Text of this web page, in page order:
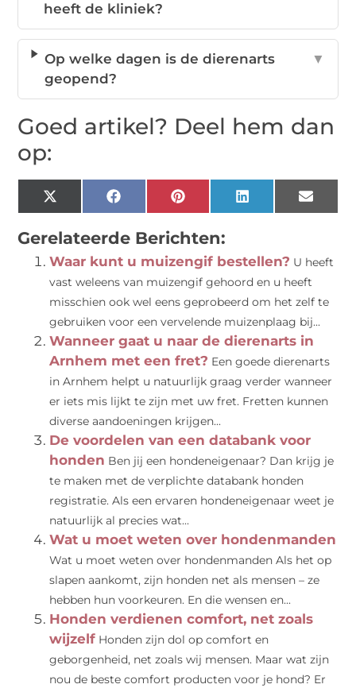
heeft de kliniek?
Op welke dagen is de dierenarts
geopend?
▼
Goed artikel? Deel hem dan
op:
X
(Twitter)
FacebookPinterestLinkedIn Email
Gerelateerde Berichten:
Waar kunt u muizengif bestellen? U heeft
vast weleens van muizengif gehoord en u heeft
misschien ook wel eens geprobeerd om het zelf te
gebruiken voor een vervelende muizenplaag bij...
Wanneer gaat u naar de dierenarts in
Arnhem met een fret? Een goede dierenarts
in Arnhem helpt u natuurlijk graag verder wanneer
er iets mis lijkt te zijn met uw fret. Fretten kunnen
diverse aandoeningen krijgen...
De voordelen van een databank voor
honden Ben jij een hondeneigenaar? Dan krijg je
te maken met de verplichte databank honden
registratie. Als een ervaren hondeneigenaar weet je
natuurlijk al precies wat...
Wat u moet weten over hondenmanden
Wat u moet weten over hondenmanden Als het op
slapen aankomt, zijn honden net als mensen – ze
hebben hun voorkeuren. En die wensen en...
Honden verdienen comfort, net zoals
wijzelf Honden zijn dol op comfort en
geborgenheid, net zoals wij mensen. Maar wat zijn
nou de beste comfort producten voor je hond? Er